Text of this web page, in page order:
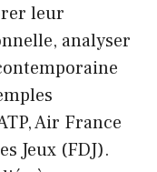
leur
analyser
Air France
Jeux (FDJ).